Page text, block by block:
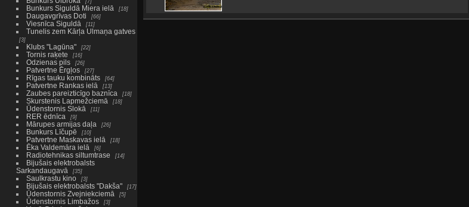
Bunkurs Siguldā Miera ielā 18
Daugavgrīvas Doti 66
Viesnīca Siguldā 11
Tunelis zem Kārļa Ulmaņa gatves
3
Klubs "Lagūna" 22
Tornis raķete 16
Odzienas pils 26
Patvertne Ērgļos 27
Rīgas tauku kombināts 64
Patvertne Rankas ielā 13
Zaubes pareizticīgo baznīca 18
Skurstenis Lapmežciemā 18
Ūdenstornis Slokā 11
RER ēdnīca 9
Mārupes armijas daļa 26
Bunkurs Līčupē 10
Patvertne Maskavas ielā 18
Ēka Valdemāra ielā 6
Radiotehnikas siltumtrase 14
Bijušais elektrobalsts
Sarkandaugavā
35
Saulkrastu kino 3
Bijušais elektrobalsts "Dakša" 17
Ūdenstornis Zvejniekciemā 5
Ūdenstornis Limbažos 3